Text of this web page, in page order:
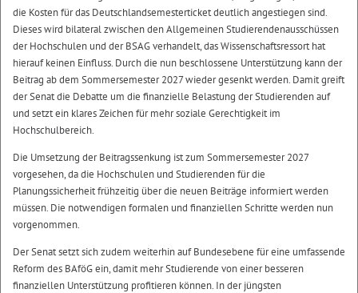
die Kosten für das Deutschlandsemesterticket deutlich angestiegen sind.
Dieses wird bilateral zwischen den Allgemeinen Studierendenausschüssen
der Hochschulen und der BSAG verhandelt, das Wissenschaftsressort hat
hierauf keinen Einfluss. Durch die nun beschlossene Unterstützung kann der
Beitrag ab dem Sommersemester 2027 wieder gesenkt werden. Damit greift
der Senat die Debatte um die finanzielle Belastung der Studierenden auf
und setzt ein klares Zeichen für mehr soziale Gerechtigkeit im
Hochschulbereich.
Die Umsetzung der Beitragssenkung ist zum Sommersemester 2027
vorgesehen, da die Hochschulen und Studierenden für die
Planungssicherheit frühzeitig über die neuen Beiträge informiert werden
müssen. Die notwendigen formalen und finanziellen Schritte werden nun
vorgenommen.
Der Senat setzt sich zudem weiterhin auf Bundesebene für eine umfassende
Reform des BAföG ein, damit mehr Studierende von einer besseren
finanziellen Unterstützung profitieren können. In der jüngsten